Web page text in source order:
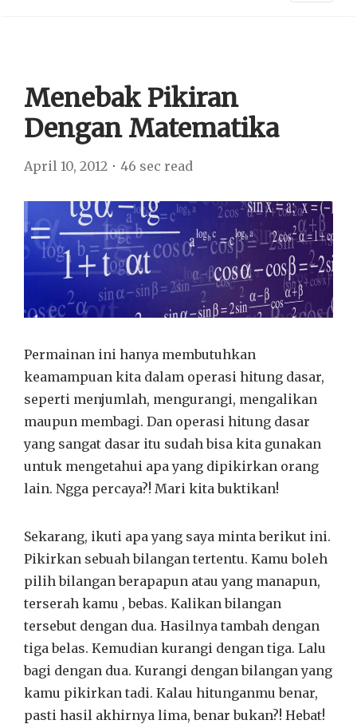
Menebak Pikiran
Dengan Matematika
April 10, 2012 46 sec read
Permainan ini hanya membutuhkan
keamampuan kita dalam operasi hitung dasar,
seperti menjumlah, mengurangi, mengalikan
maupun membagi. Dan operasi hitung dasar
yang sangat dasar itu sudah bisa kita gunakan
untuk mengetahui apa yang dipikirkan orang
lain. Ngga percaya?! Mari kita buktikan!
Sekarang, ikuti apa yang saya minta berikut ini.
Pikirkan sebuah bilangan tertentu. Kamu boleh
pilih bilangan berapapun atau yang manapun,
terserah kamu , bebas. Kalikan bilangan
tersebut dengan dua. Hasilnya tambah dengan
tiga belas. Kemudian kurangi dengan tiga. Lalu
bagi dengan dua. Kurangi dengan bilangan yang
kamu pikirkan tadi. Kalau hitunganmu benar,
pasti hasil akhirnya lima, benar bukan?! Hebat!